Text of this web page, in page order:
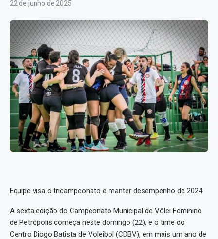
22 de junho de 2025
Equipe visa o tricampeonato e manter desempenho de 2024
A sexta edição do Campeonato Municipal de Vôlei Feminino
de Petrópolis começa neste domingo (22), e o time do
Centro Diogo Batista de Voleibol (CDBV), em mais um ano de